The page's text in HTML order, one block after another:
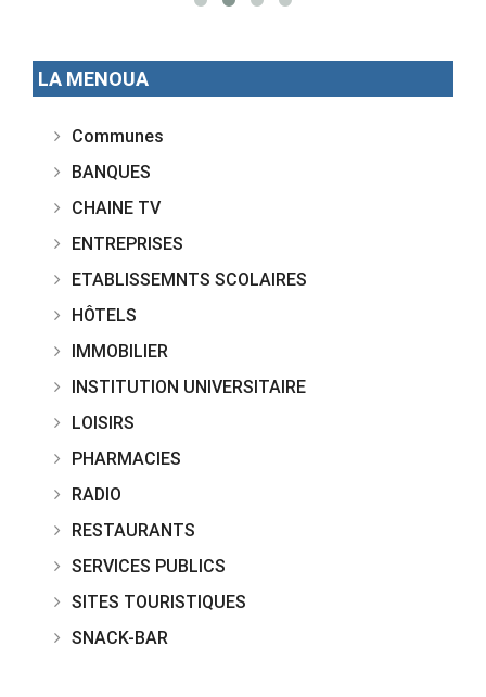
LA MENOUA
Communes
BANQUES
CHAINE TV
ENTREPRISES
ETABLISSEMNTS SCOLAIRES
HÔTELS
IMMOBILIER
INSTITUTION UNIVERSITAIRE
LOISIRS
PHARMACIES
RADIO
RESTAURANTS
SERVICES PUBLICS
SITES TOURISTIQUES
SNACK-BAR